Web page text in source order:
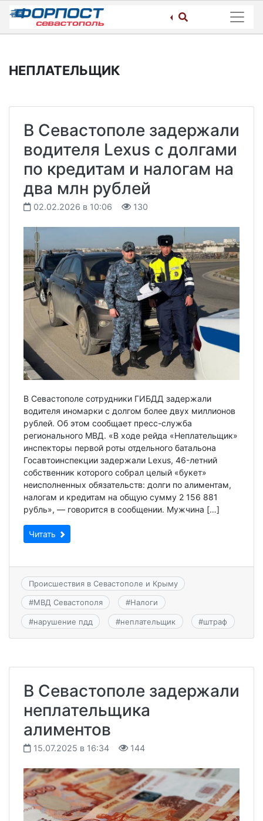
Skip
content
НЕПЛАТЕЛЬЩИК
В Севастополе задержали
водителя Lexus с долгами
по кредитам и налогам на
два млн рублей
02.02.2026 в 10:06 130
В Севастополе сотрудники ГИБДД задержали
водителя иномарки с долгом более двух миллионов
рублей. Об этом сообщает пресс-служба
регионального МВД. «В ходе рейда «Неплательщик»
инспекторы первой роты отдельного батальона
Госавтоинспекции задержали Lexus, 46-летний
собственник которого собрал целый «букет»
неисполненных обязательств: долги по алиментам,
налогам и кредитам на общую сумму 2 156 881
рубль», — говорится в сообщении. Мужчина […]
Читать
Происшествия в Севастополе и Крыму
#МВД Севастополя #Налоги
#нарушение пдд #неплательщик #штраф
В Севастополе задержали
неплательщика
алиментов
15.07.2025 в 16:34 144